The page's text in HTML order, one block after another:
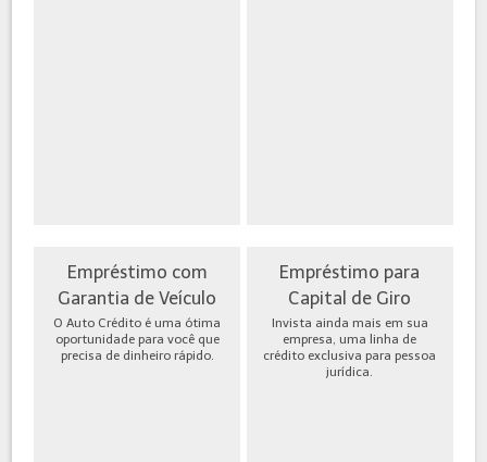
Empréstimo com
Garantia de Veículo
O Auto Crédito é uma ótima
oportunidade para você que
precisa de dinheiro rápido.
Empréstimo para
Capital de Giro
Invista ainda mais em sua
empresa, uma linha de
crédito exclusiva para pessoa
jurídica.